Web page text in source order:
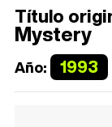
Título
Mystery
Año: 1993